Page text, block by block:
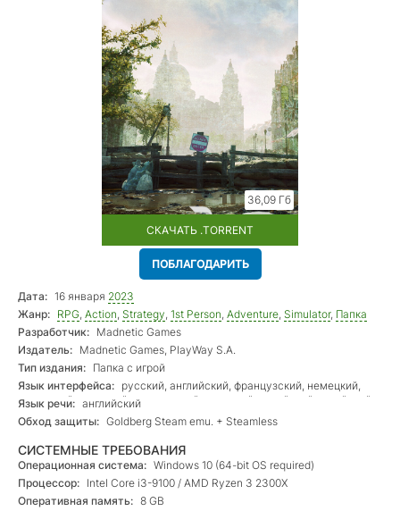
36,09 Гб
СКАЧАТЬ .TORRENT
ПОБЛАГОДАРИТЬ
Дата: 16 января 2023
Жанр: RPG, Action, Strategy, 1st Person, Adventure, Simulator, Папка
игры
Разработчик: Madnetic Games
Издатель: Madnetic Games, PlayWay S.A.
Тип издания: Папка с игрой
Язык интерфейса: русский, английский, французский, немецкий,
испанский, польский, итальянский, японский, корейский, китайский
(упр.)
Язык речи: английский
Обход защиты: Goldberg Steam emu. + Steamless
СИСТЕМНЫЕ ТРЕБОВАНИЯ
Операционная система: Windows 10 (64-bit OS required)
Процессор: Intel Core i3-9100 / AMD Ryzen 3 2300X
Оперативная память: 8 GB